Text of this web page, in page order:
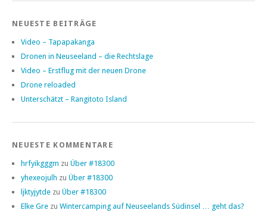
NEUESTE BEITRÄGE
Video – Tapapakanga
Dronen in Neuseeland – die Rechtslage
Video – Erstflug mit der neuen Drone
Drone reloaded
Unterschätzt – Rangitoto Island
NEUESTE KOMMENTARE
hrfyikgggm zu Über #18300
yhexeojulh zu Über #18300
ljktyjytde zu Über #18300
Elke Gre zu Wintercamping auf Neuseelands Südinsel … geht das?